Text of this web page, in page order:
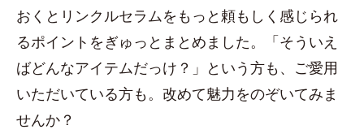
おくとリンクルセラムをもっと頼もしく感じられ
るポイントをぎゅっとまとめました。「そういえ
ばどんなアイテムだっけ？」という方も、ご愛用
いただいている方も。改めて魅力をのぞいてみま
せんか？